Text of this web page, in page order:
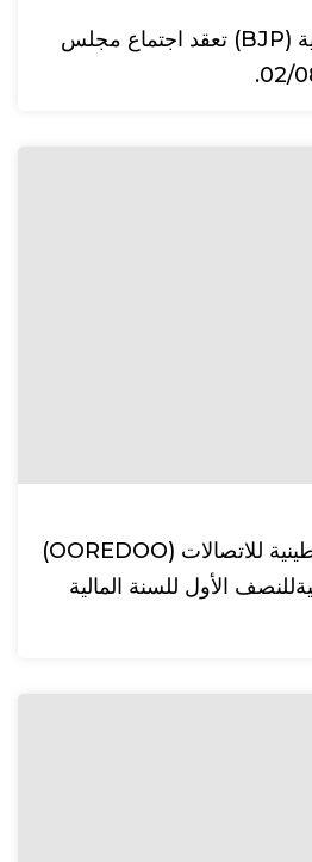
بيت جالا لصناعة الأدوية (BJP) تعقد اجتماع مجلس
موبايل الوطنية الفلسطينية للاتصالات (OOREDOO)
الأول للسنة المالية